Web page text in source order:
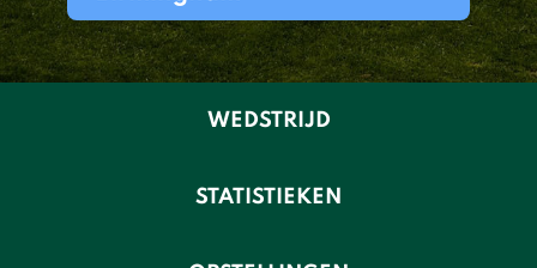
WEDSTRIJD
STATISTIEKEN